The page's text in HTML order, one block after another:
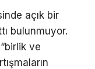
açık bir
bulunmuyor.
ve